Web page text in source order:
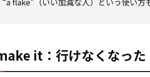
it：行けなくなった